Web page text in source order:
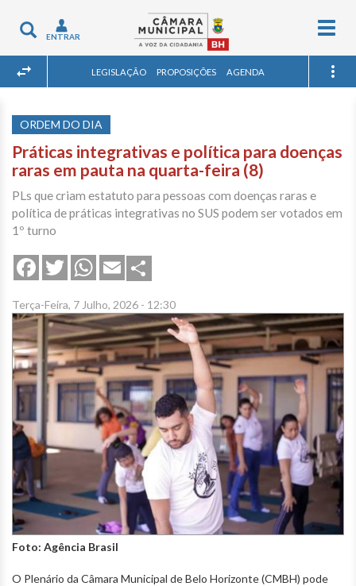
Toggle
navigation
ENTRAR
LEGISLAÇÃO PROPOSIÇÕES AGENDA
ORDEM DO DIA
Práticas integrativas e política para doenças
raras em pauta na quarta-feira (8)
PLs que criam estatuto para pessoas com doenças raras e
política de práticas integrativas no SUS podem ser votados em
1º turno
FacebookTwitterWhatsApp
Email
Terça-Feira, 7 Julho, 2026 - 12:30
Foto: Agência Brasil
O Plenário da Câmara Municipal de Belo Horizonte (CMBH) pode